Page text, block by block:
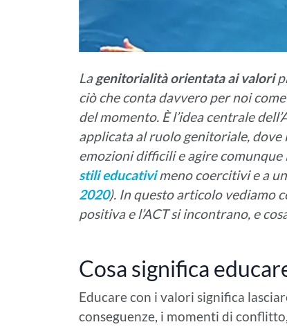
Lagenitorialità orientata ai valori
ciò che conta davvero per noi
del momento. È l’idea centrale
applicata al ruolo genitoriale, dove
emozioni difficili e agire
stili educativimeno coercitivi e a
2020). In questo articolo vediamo
positiva e l’ACT si incontrano, e
Cosa significa
Educare con i valori significa
conseguenze, i momenti di